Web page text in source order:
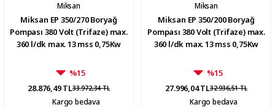
Miksan
Miksan EP 350/270 Boryağ
Pompası 380 Volt (Trifaze) max.
360 l/dk max. 13 mss 0,75Kw
%15
28.876,49 TL33.972,34 TL
Kargo bedava
Miksan
Miksan EP 350/200 Boryağ
Pompası 380 Volt (Trifaze) max.
360 l/dk max. 13 mss 0,75Kw
%15
27.996,04 TL32.936,51 TL
Kargo bedava